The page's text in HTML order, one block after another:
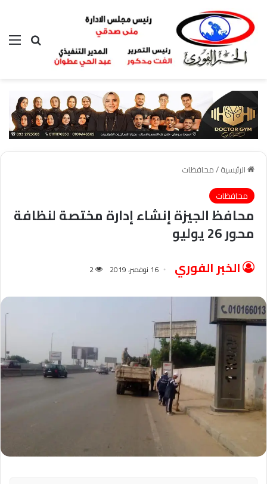
بحث عن
الرئيسية/محافظات
محافظات
محافظ الجيزة إنشاء إدارة مختصة لنظافة
محور 26 يوليو
الخبر الفوري 16 نوفمبر، 2019 2